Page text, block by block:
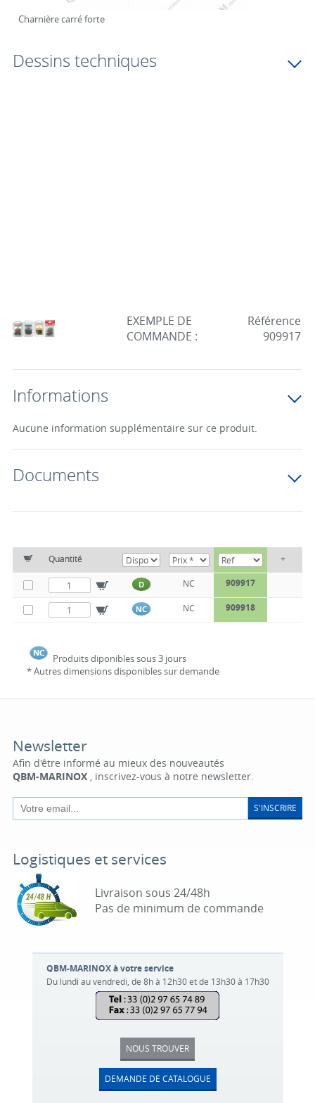
Charnière carré forte
Dessins techniques
EXEMPLE DE
COMMANDE :
Référence
909917
Informations
Aucune information supplémentaire sur ce produit.
Documents
Quantité +
D NC 909917
NC NC 909918
Produits diponibles sous 3 jours
* Autres dimensions disponibles sur demande
Newsletter
Afin d'être informé au mieux des nouveautés
QBM-MARINOX, inscrivez-vous à notre newsletter.
S'INSCRIRE
Logistiques et services
Livraison sous 24/48h
Pas de minimum de commande
QBM-MARINOX à votre service
Du lundi au vendredi, de 8h à 12h30 et de 13h30 à 17h30
NOUS TROUVER
DEMANDE DE CATALOGUE